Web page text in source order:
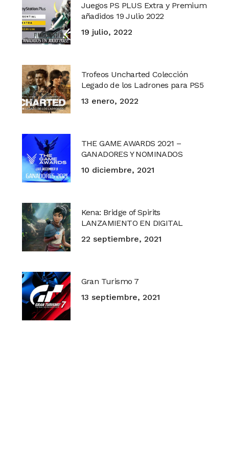
Juegos PS PLUS Extra y Premium
añadidos 19 Julio 2022
19 julio, 2022
Trofeos Uncharted Colección
Legado de los Ladrones para PS5
13 enero, 2022
THE GAME AWARDS 2021 –
GANADORES Y NOMINADOS
10 diciembre, 2021
Kena: Bridge of Spirits
LANZAMIENTO EN DIGITAL
22 septiembre, 2021
Gran Turismo 7
13 septiembre, 2021